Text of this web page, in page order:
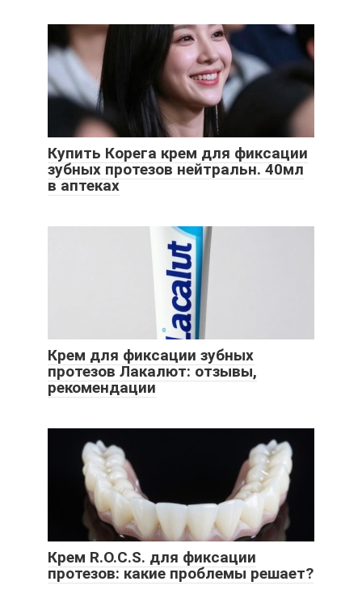
Купить Корега крем для фиксации
зубных протезов нейтральн. 40мл
в аптеках
Крем для фиксации зубных
протезов Лакалют: отзывы,
рекомендации
Крем R.O.C.S. для фиксации
протезов: какие проблемы решает?